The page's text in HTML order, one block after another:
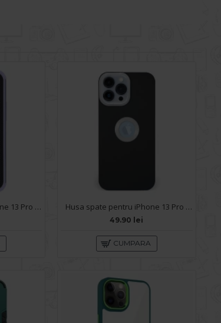
Husa spate pentru iPhone 13 Pro Max - Zip Case Mov Husa spate pentru iPhone 13 Pro Max - Circle Case Negru & Alb
49.90 lei
CUMPARA